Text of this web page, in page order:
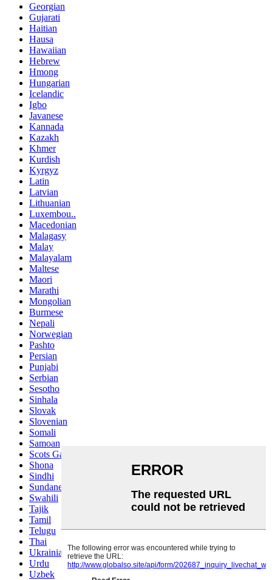
Georgian
Gujarati
Haitian
Hausa
Hawaiian
Hebrew
Hmong
Hungarian
Icelandic
Igbo
Javanese
Kannada
Kazakh
Khmer
Kurdish
Kyrgyz
Latin
Latvian
Lithuanian
Luxembou..
Macedonian
Malagasy
Malay
Malayalam
Maltese
Maori
Marathi
Mongolian
Burmese
Nepali
Norwegian
Pashto
Persian
Punjabi
Serbian
Sesotho
Sinhala
Slovak
Slovenian
Somali
Samoan
Scots Gaelic
Shona
Sindhi
Sundanese
Swahili
Tajik
Tamil
Telugu
Thai
Ukrainian
Urdu
Uzbek